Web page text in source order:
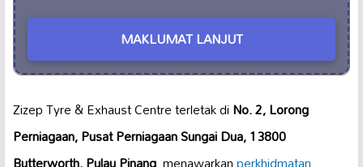
MAKLUMAT LANJUT
Zizep Tyre & Exhaust Centre terletak diNo. 2, Lorong
Perniagaan, Pusat Perniagaan Sungai Dua, 13800